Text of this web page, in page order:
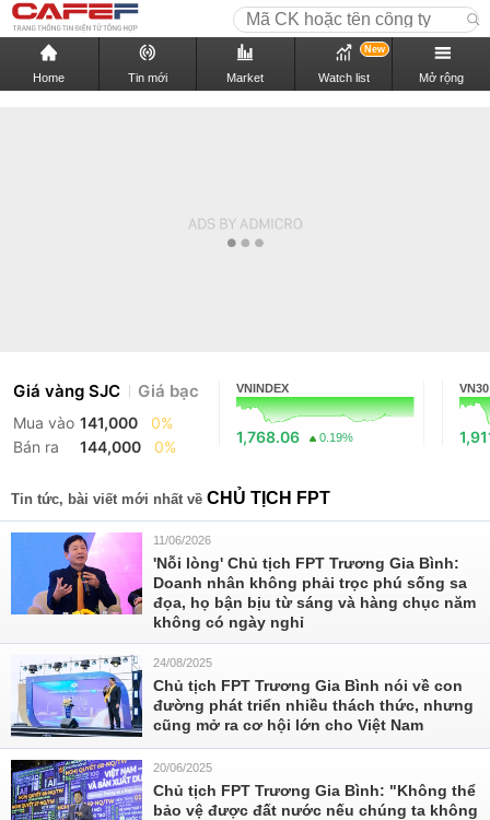
Home Tin mới Market Watch list
New
Mở rộng
Giá vàng SJC Giá bạc
Mua vào 141,000
0%
Bán ra
144,000 0%
VNINDEX
1,768.06 0.19%
VN30
Tin tức, bài viết mới nhất về CHỦ TỊCH FPT
11/06/2026
'Nỗi lòng' Chủ tịch FPT Trương Gia Bình:
Doanh nhân không phải trọc phú sống sa
đọa, họ bận bịu từ sáng và hàng chục năm
không có ngày nghỉ
24/08/2025
Chủ tịch FPT Trương Gia Bình nói về con
đường phát triển nhiều thách thức, nhưng
cũng mở ra cơ hội lớn cho Việt Nam
20/06/2025
Chủ tịch FPT Trương Gia Bình: "Không thể
bảo vệ được đất nước nếu chúng ta không